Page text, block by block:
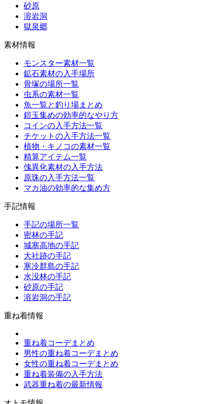
砂原
溶岩洞
獄泉郷
素材情報
モンスター素材一覧
鉱石素材の入手場所
骨塚の場所一覧
虫系の素材一覧
魚一覧と釣り場まとめ
鎧玉集めの効率的なやり方
コインの入手方法一覧
チケットの入手方法一覧
植物・キノコの素材一覧
精算アイテム一覧
傀異化素材の入手方法
原珠の入手方法一覧
マカ油の効率的な集め方
手記情報
手記の場所一覧
密林の手記
城塞高地の手記
大社跡の手記
寒冷群島の手記
水没林の手記
砂原の手記
溶岩洞の手記
重ね着情報
重ね着コーデまとめ
男性の重ね着コーデまとめ
女性の重ね着コーデまとめ
重ね着装備の入手方法
武器重ね着の最新情報